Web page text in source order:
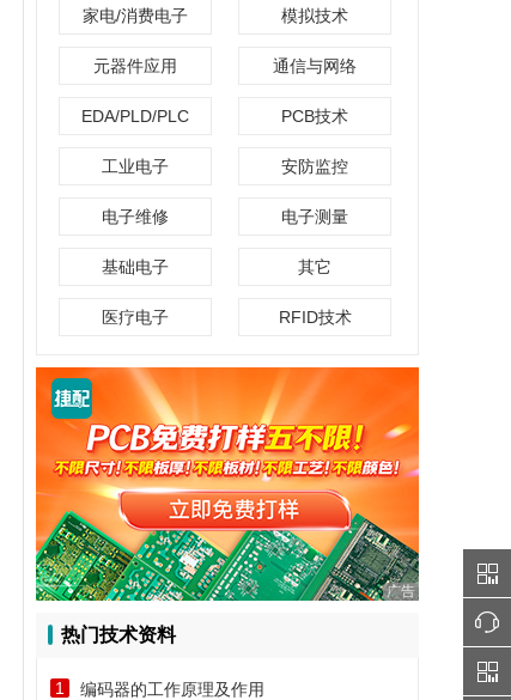
家电/消费电子 模拟技术
元器件应用 通信与网络
EDA/PLD/PLC PCB技术
工业电子 安防监控
电子维修 电子测量
基础电子 其它
医疗电子 RFID技术
广告
热门技术资料
编码器的工作原理及作用
1